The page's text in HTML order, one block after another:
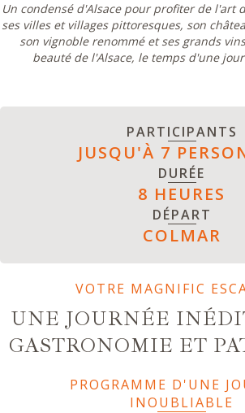
Un condensé d'Alsace pour profiter de l'art
ses villes et villages pittoresques, son
son vignoble renommé et ses grands
beauté de l'Alsace, le temps d'une
PARTICIPANTS
JUSQU'À 7
DURÉE
8 HEURES
DÉPART
COLMAR
VOTRE MAGNIFIC
UNE JOURNÉE
GASTRONOMIE ET
PROGRAMME D'UNE
INOUBLIABLE